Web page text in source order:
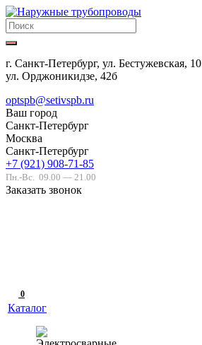
г. Санкт-Петербург, ул. Бестужевская, 10
ул. Орджоникидзе, 42б
optspb@setivspb.ru
Ваш город
Санкт-Петербург
Москва
Санкт-Петербург
+7 (921) 908-71-85
Пн.-Вс. 09.00 — 21.00
Заказать звонок
0
Каталог